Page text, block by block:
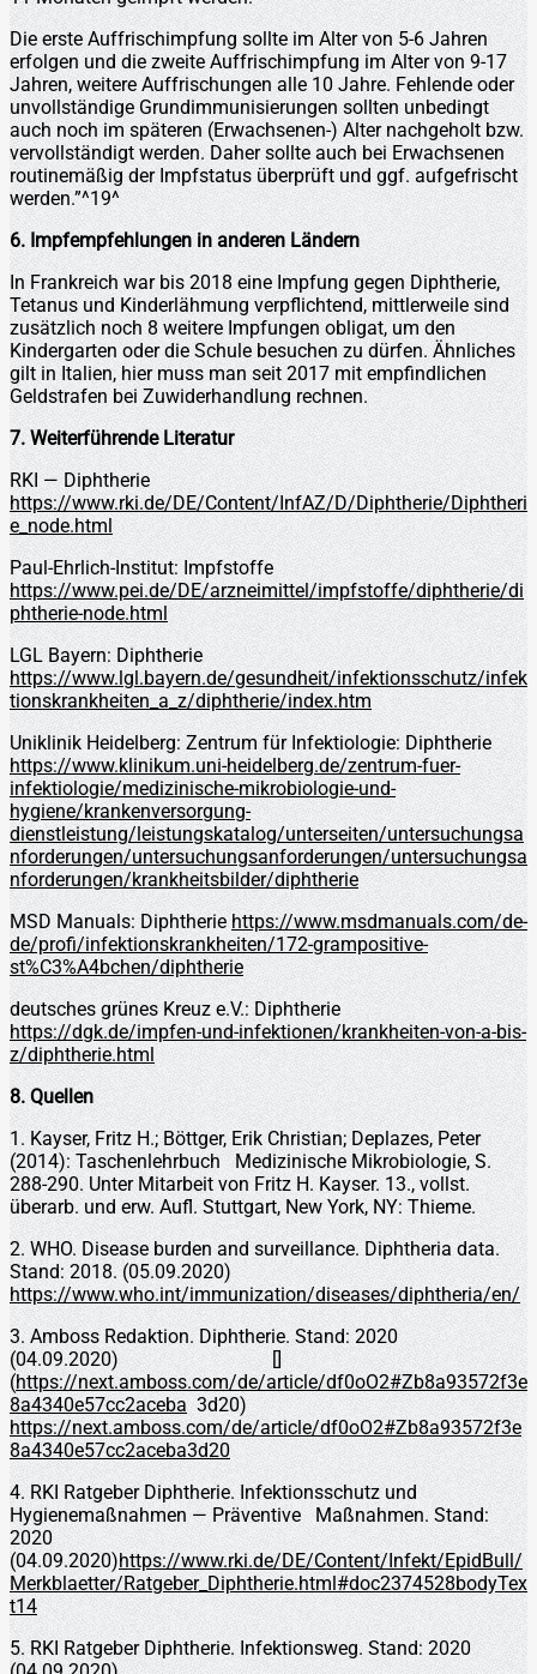
Die erste Auffrischimpfung sollte im Alter von 5-6 Jahren
erfolgen und die zweite Auffrischimpfung im Alter von 9-17
Jahren, weitere Auffrischungen alle 10 Jahre. Fehlende oder
unvollständige Grundimmunisierungen sollten unbedingt
auch noch im späteren (Erwachsenen-) Alter nachgeholt bzw.
vervollständigt werden. Daher sollte auch bei Erwachsenen
routinemäßig der Impfstatus überprüft und ggf. aufgefrischt
werden.”^19^
6. Impfempfehlungen in anderen Ländern
In Frankreich war bis 2018 eine Impfung gegen Diphtherie,
Tetanus und Kinderlähmung verpflichtend, mittlerweile sind
zusätzlich noch 8 weitere Impfungen obligat, um den
Kindergarten oder die Schule besuchen zu dürfen. Ähnliches
gilt in Italien, hier muss man seit 2017 mit empfindlichen
Geldstrafen bei Zuwiderhandlung rechnen.
7. Weiterführende Literatur
RKI — Diphtherie
https://www.rki.de/DE/Content/InfAZ/D/Diphtherie/Diphtheri
e_node.html
Paul-Ehrlich-Institut: Impfstoffe
https://www.pei.de/DE/arzneimittel/impfstoffe/diphtherie/di
phtherie-node.html
LGL Bayern: Diphtherie
https://www.lgl.bayern.de/gesundheit/infektionsschutz/infek
tionskrankheiten_a_z/diphtherie/index.htm
Uniklinik Heidelberg: Zentrum für Infektiologie: Diphtherie
https://www.klinikum.uni-heidelberg.de/zentrum-fuer-
infektiologie/medizinische-mikrobiologie-und-
hygiene/krankenversorgung-
dienstleistung/leistungskatalog/unterseiten/untersuchungsa
nforderungen/untersuchungsanforderungen/untersuchungsa
nforderungen/krankheitsbilder/diphtherie
MSD Manuals: Diphtheriehttps://www.msdmanuals.com/de-
de/profi/infektionskrankheiten/172-grampositive-
st%C3%A4bchen/diphtherie
deutsches grünes Kreuz e.V.: Diphtherie
https://dgk.de/impfen-und-infektionen/krankheiten-von-a-bis-
z/diphtherie.html
8. Quellen
1. Kayser, Fritz H.; Böttger, Erik Christian; Deplazes, Peter
(2014): Taschenlehrbuch Medizinische Mikrobiologie, S.
288-290. Unter Mitarbeit von Fritz H. Kayser. 13., vollst.
überarb. und erw. Aufl. Stuttgart, New York, NY: Thieme.
2. WHO. Disease burden and surveillance. Diphtheria data.
Stand: 2018. (05.09.2020)
https://www.who.int/immunization/diseases/diphtheria/en/
3. Amboss Redaktion. Diphtherie. Stand: 2020
(04.09.2020) []
(https://next.amboss.com/de/article/df0oO2#Zb8a93572f3e
8a4340e57cc2aceba3d20)
https://next.amboss.com/de/article/df0oO2#Zb8a93572f3e
8a4340e57cc2aceba3d20
4. RKI Ratgeber Diphtherie. Infektionsschutz und
Hygienemaßnahmen — Präventive Maßnahmen. Stand:
2020
(04.09.2020)https://www.rki.de/DE/Content/Infekt/EpidBull/
Merkblaetter/Ratgeber_Diphtherie.html#doc2374528bodyTex
t14
5. RKI Ratgeber Diphtherie. Infektionsweg. Stand: 2020